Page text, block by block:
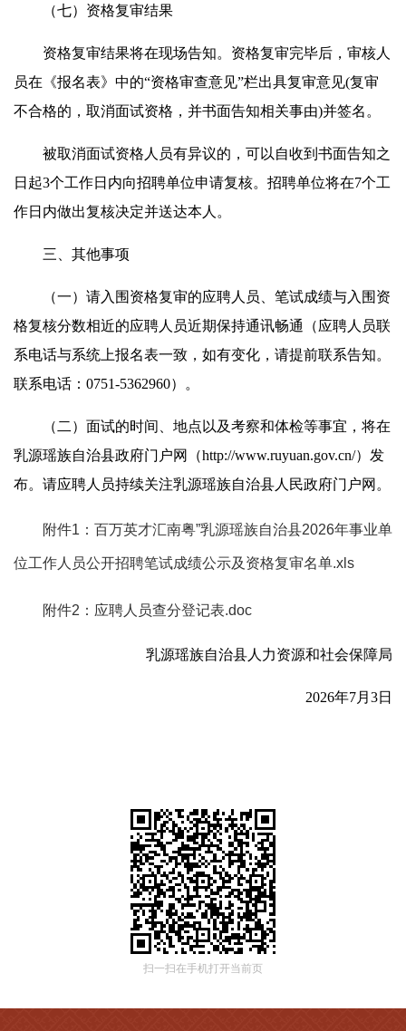
（七）资格复审结果
资格复审结果将在现场告知。资格复审完毕后，审核人
员在《报名表》中的“资格审查意见”栏出具复审意见(复审
不合格的，取消面试资格，并书面告知相关事由)并签名。
被取消面试资格人员有异议的，可以自收到书面告知之
日起3个工作日内向招聘单位申请复核。招聘单位将在7个工
作日内做出复核决定并送达本人。
三、其他事项
（一）请入围资格复审的应聘人员、笔试成绩与入围资
格复核分数相近的应聘人员近期保持通讯畅通（应聘人员联
系电话与系统上报名表一致，如有变化，请提前联系告知。
联系电话：0751-5362960）。
（二）面试的时间、地点以及考察和体检等事宜，将在
乳源瑶族自治县政府门户网（http://www.ruyuan.gov.cn/）发
布。请应聘人员持续关注乳源瑶族自治县人民政府门户网。
附件1：百万英才汇南粤”乳源瑶族自治县2026年事业单
位工作人员公开招聘笔试成绩公示及资格复审名单.xls
附件2：应聘人员查分登记表.doc
乳源瑶族自治县人力资源和社会保障局
2026年7月3日
扫一扫在手机打开当前页